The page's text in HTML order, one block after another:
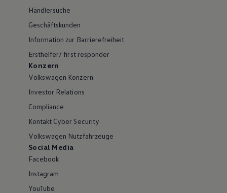
Händlersuche
Geschäftskunden
Information zur Barrierefreiheit
Ersthelfer/ first responder
Konzern
Volkswagen Konzern
Investor Relations
Compliance
Kontakt Cyber Security
Volkswagen Nutzfahrzeuge
Social Media
Facebook
Instagram
YouTube